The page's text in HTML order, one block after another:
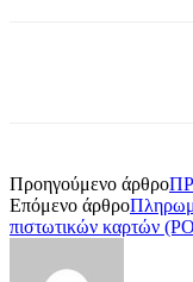
Προηγούμενο άρθρο
Επόμενο άρθρο
πιστωτικών καρτών